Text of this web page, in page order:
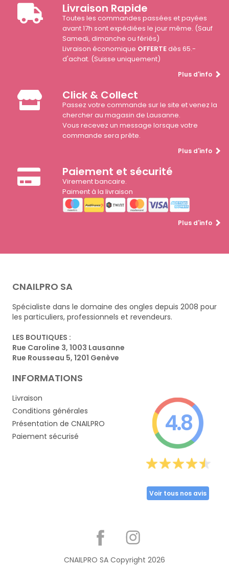
Livraison Rapide
Toutes les commandes passées et payées
avant 17h sont expédiées le jour même. (Sauf
Samedi, dimanche ou fériés)
Livraison économique OFFERTEdès 65.-
d'achat. (Suisse uniquement)
Plus d'info
Click & Collect
Passez votre commande sur le site et venez la
chercher au magasin de Lausanne.
Vous recevez un message lorsque votre
commande sera prête.
Plus d'info
Paiement et sécurité
Virement bancaire.
Paiment à la livraison
Plus d'info
CNAILPRO SA
Spécialiste dans le domaine des ongles depuis 2008 pour
les particuliers, professionnels et revendeurs.
LES BOUTIQUES :
Rue Caroline 3, 1003 Lausanne
Rue Rousseau 5, 1201 Genève
INFORMATIONS
Livraison
Conditions générales
Présentation de CNAILPRO
Paiement sécurisé
4.8
Voir tous nos avis
CNAILPRO SA Copyright 2026